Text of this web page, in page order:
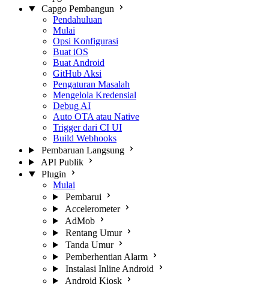
Capgo Pembangun
Pendahuluan
Mulai
Opsi Konfigurasi
Buat iOS
Buat Android
GitHub Aksi
Pengaturan Masalah
Mengelola Kredensial
Debug AI
Auto OTA atau Native
Trigger dari CI UI
Build Webhooks
Pembaruan Langsung
API Publik
Plugin
Mulai
Pembarui
Accelerometer
AdMob
Rentang Umur
Tanda Umur
Pemberhentian Alarm
Instalasi Inline Android
Android Kiosk